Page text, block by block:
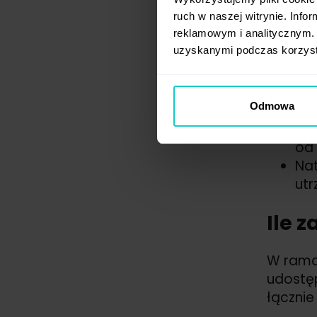
ruch w naszej witrynie.
reklamowym i
uzyskanymi podczas
Odmowa
od
Na
że
od
Ile
W